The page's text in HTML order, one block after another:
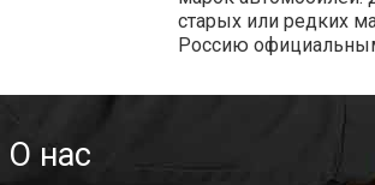
старых или редких
Россию
О нас